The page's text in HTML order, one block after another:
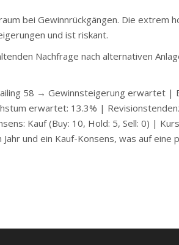
bei Gewinnrückgängen. Die extrem
und ist riskant.
Nachfrage nach alternativen
58 → Gewinnsteigerung erwartet |
erwartet: 13.3% |
Kauf (Buy: 10, Hold: 5, Sell: 0) |
und ein Kauf-Konsens, was auf eine